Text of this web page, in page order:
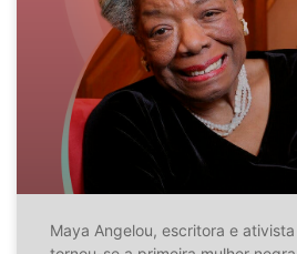
Maya Angelou, escritora e